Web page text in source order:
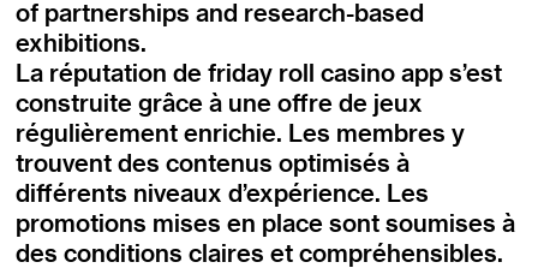
of partnerships and research-based
exhibitions.
La réputation defriday roll casino app s’est
construite grâce à une offre de jeux
régulièrement enrichie. Les membres y
trouvent des contenus optimisés à
différents niveaux d’expérience. Les
promotions mises en place sont soumises à
des conditions claires et compréhensibles.